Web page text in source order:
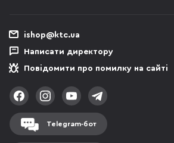
ishop@ktc.ua
Написати директору
Повідомити про помилку на сайті
Telegram-бот